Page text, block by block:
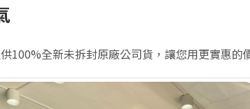
全新未拆封原廠公司貨，讓您用更實惠的